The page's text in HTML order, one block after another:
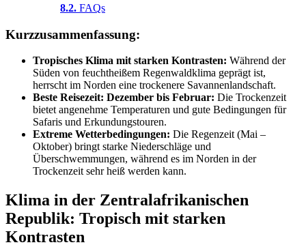
FAQs
Kurzzusammenfassung:
Tropisches Klima mit starken Kontrasten: Während der
Süden von feuchtheißem Regenwaldklima geprägt ist,
herrscht im Norden eine trockenere Savannenlandschaft.
Beste Reisezeit: Dezember bis Februar: Die Trockenzeit
bietet angenehme Temperaturen und gute Bedingungen für
Safaris und Erkundungstouren.
Extreme Wetterbedingungen: Die Regenzeit (Mai –
Oktober) bringt starke Niederschläge und
Überschwemmungen, während es im Norden in der
Trockenzeit sehr heiß werden kann.
Klima in der Zentralafrikanischen
Republik: Tropisch mit starken
Kontrasten